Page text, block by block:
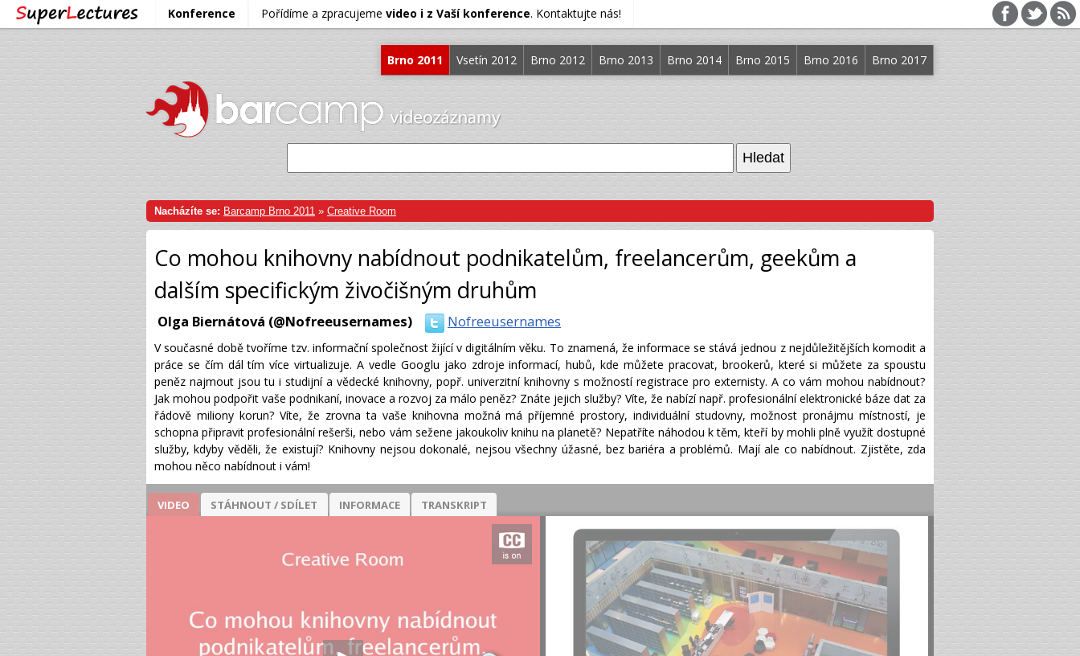
Konference Pořídíme a zpracujeme video i z Vaší konference. Kontaktujte nás!
Brno 2011 Vsetín 2012 Brno 2012 Brno 2013 Brno 2014 Brno 2015 Brno 2016 Brno 2017
Nacházíte se: Barcamp Brno 2011 » Creative Room
Co mohou knihovny nabídnout podnikatelům, freelancerům, geekům a
dalším specifickým živočišným druhům
Olga Biernátová (@Nofreeusernames) Nofreeusernames
V současné době tvoříme tzv. informační společnost žijící v digitálním věku. To znamená, že informace se stává jednou z nejdůležitějších komodit a
práce se čím dál tím více virtualizuje. A vedle Googlu jako zdroje informací, hubů, kde můžete pracovat, brookerů, které si můžete za spoustu
peněz najmout jsou tu i studijní a vědecké knihovny, popř. univerzitní knihovny s možností registrace pro externisty. A co vám mohou nabídnout?
Jak mohou podpořit vaše podnikaní, inovace a rozvoj za málo peněz? Znáte jejich služby? Víte, že nabízí např. profesionální elektronické báze dat za
řádově miliony korun? Víte, že zrovna ta vaše knihovna možná má příjemné prostory, individuální studovny, možnost pronájmu místností, je
schopna připravit profesionální rešerši, nebo vám sežene jakoukoliv knihu na planetě? Nepatříte náhodou k těm, kteří by mohli plně využít dostupné
služby, kdyby věděli, že existují? Knihovny nejsou dokonalé, nejsou všechny úžasné, bez bariéra a problémů. Mají ale co nabídnout. Zjistěte, zda
mohou něco nabídnout i vám!
VIDEO STÁHNOUT / SDÍLET INFORMACE TRANSKRIPT